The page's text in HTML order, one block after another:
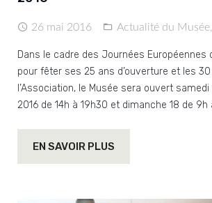
26 mai 2016 Actualité du Musée,
Dans le cadre des Journées Européennes
pour fêter ses 25 ans d’ouverture et les
l’Association, le Musée sera ouvert
2016 de 14h à 19h30 et dimanche 18 de 9h
EN SAVOIR PLUS